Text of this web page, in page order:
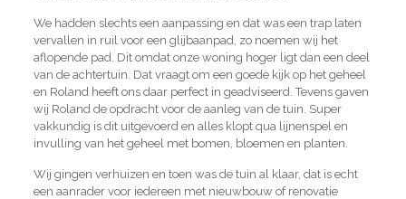
We hadden slechts een aanpassing en dat was een trap laten
vervallen in ruil voor een glijbaanpad, zo noemen wij het
aflopende pad. Dit omdat onze woning hoger ligt dan een deel
van de achtertuin. Dat vraagt om een goede kijk op het geheel
en Roland heeft ons daar perfect in geadviseerd. Tevens gaven
wij Roland de opdracht voor de aanleg van de tuin. Super
vakkundig is dit uitgevoerd en alles klopt qua lijnenspel en
invulling van het geheel met bomen, bloemen en planten.
Wij gingen verhuizen en toen was de tuin al klaar, dat is echt
een aanrader voor iedereen met nieuwbouw of renovatie